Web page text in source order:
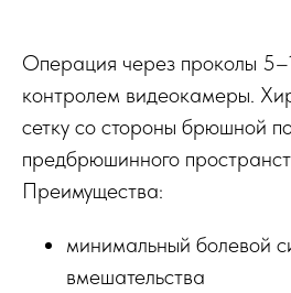
Операция через проколы
контролем видеокамеры.
сетку со стороны брюшной
предбрюшинного
Преимущества:
минимальный болевой
вмешательства